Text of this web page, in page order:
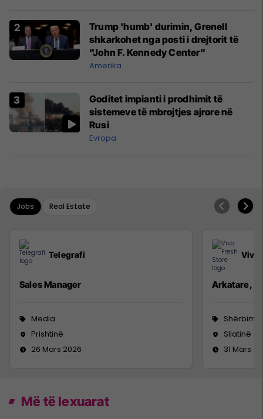
Trump 'humb' durimin, Grenell
shkarkohet nga posti i drejtorit të
"John F. Kennedy Center"
Amerika
Goditet impianti i prodhimit të
sistemeve të mbrojtjes ajrore në
Rusi
Evropa
Jobs Real Estate
Telegrafi
Sales Manager
Media
Prishtinë
26 Mars 2026
Viva
Arkatare,
Sllatinë
31 Mars
Më të lexuarat